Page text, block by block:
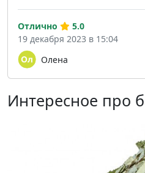
Олена
Отлично
5.0
19 декабря 2023 в 15:04
Интересное про